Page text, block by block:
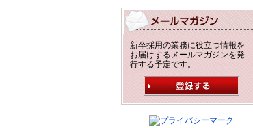
新卒採用の業務に役立つ情報を
お届けするメールマガジンを発
行する予定です。